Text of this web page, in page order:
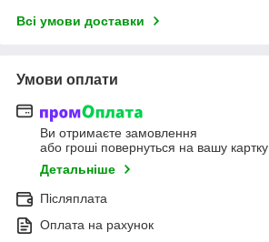
Всі умови доставки
Умови оплати
Ви отримаєте замовлення
або гроші повернуться на вашу картку
Детальніше
Післяплата
Оплата на рахунок